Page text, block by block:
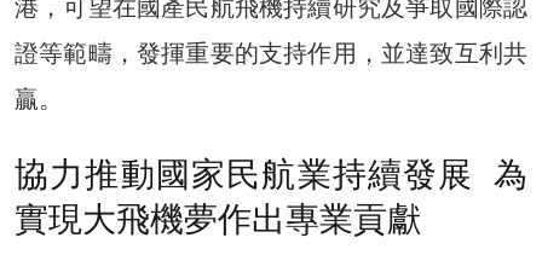
港，可望在國產民航飛機持續研究及爭取國際認
證等範疇，發揮重要的支持作用，並達致互利共
贏。
協力推動國家民航業持續發展 為
實現大飛機夢作出專業貢獻